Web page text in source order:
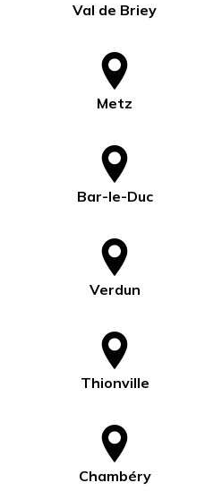
Val de Briey
Metz
Bar-le-Duc
Verdun
Thionville
Chambéry